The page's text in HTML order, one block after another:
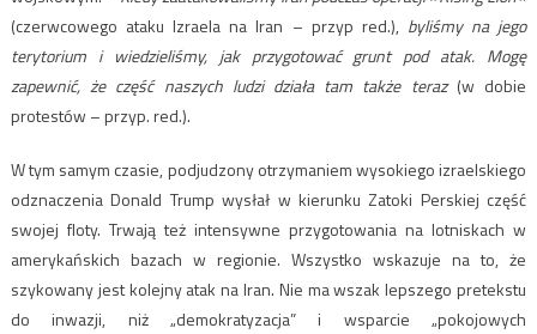
(czerwcowego ataku Izraela na Iran – przyp red.), byliśmy na jego
terytorium i wiedzieliśmy, jak przygotować grunt pod atak. Mogę
zapewnić, że część naszych ludzi działa tam także teraz (w dobie
protestów – przyp. red.).
W tym samym czasie, podjudzony otrzymaniem wysokiego izraelskiego
odznaczenia Donald Trump wysłał w kierunku Zatoki Perskiej część
swojej floty. Trwają też intensywne przygotowania na lotniskach w
amerykańskich bazach w regionie. Wszystko wskazuje na to, że
szykowany jest kolejny atak na Iran. Nie ma wszak lepszego pretekstu
do inwazji, niż „demokratyzacja” i wsparcie „pokojowych